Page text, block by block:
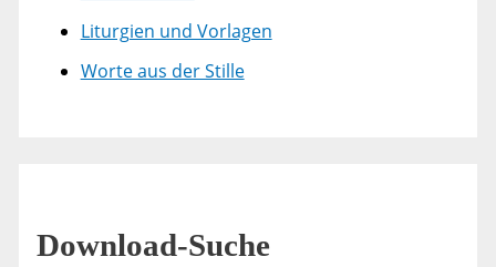
Liturgien und Vorlagen
Worte aus der Stille
Download-Suche